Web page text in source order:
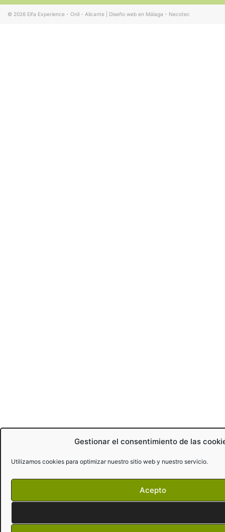
Gestionar el consentimiento de las
Utilizamos cookies para optimizar nuestro sitio web y nuestro servicio.
Acepto
© 2026 Elfa Experience - Onil - Alicante Diseño web en Málaga - Necotec